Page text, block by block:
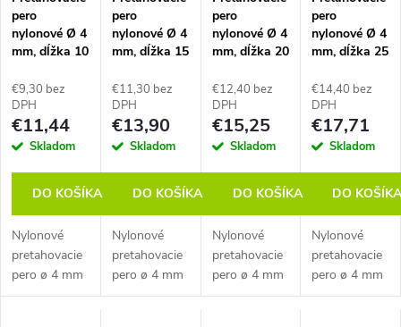
pero
nylonové Ø 4
mm, dĺžka 10
€9,30 bez
DPH
€11,44
Skladom
DO KOŠÍKA
Nylonové
pretahovacie
pero ø 4 mm
s pružinou a
pero
nylonové Ø 4
mm, dĺžka 15
€11,30 bez
DPH
€13,90
Skladom
DO KOŠÍKA
Nylonové
pretahovacie
pero ø 4 mm
s pružinou a
pero
nylonové Ø 4
mm, dĺžka 20
€12,40 bez
DPH
€15,25
Skladom
DO KOŠÍKA
Nylonové
pretahovacie
pero ø 4 mm
s pružinou a
pero
nylonové Ø 4
mm, dĺžka 25
€14,40 bez
DPH
€17,71
Skladom
DO
Nylonové
pretahovacie
pero ø 4 mm
s pružinou a